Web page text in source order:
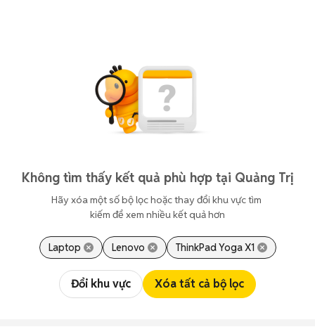
Không tìm thấy kết quả phù hợp tại Quảng Trị
Hãy xóa một số bộ lọc hoặc thay đổi khu vực tìm
kiếm để xem nhiều kết quả hơn
Laptop Lenovo ThinkPad Yoga X1
Đổi khu vực Xóa tất cả bộ lọc